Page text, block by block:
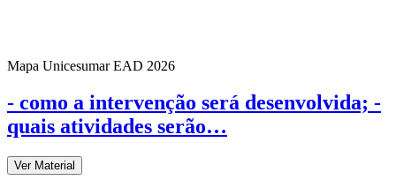
Mapa Unicesumar EAD 2026
- como a intervenção será desenvolvida; -
quais atividades serão…
Ver Material